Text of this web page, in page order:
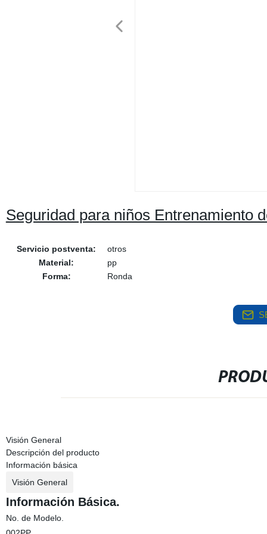
Seguridad para niños Entrenamiento
Servicio postventa:
otros
Material:
pp
Forma:
Ronda
Visión General
Descripción del producto
Información básica
Visión General
Información Básica.
No. de Modelo.